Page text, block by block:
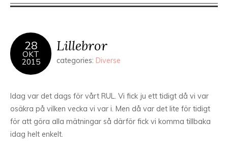
28
OKT
2015
Lillebror
categories: Diverse
Idag var det dags för vårt RUL. Vi fick ju ett tidigt då vi var
osäkra på vilken vecka vi var i. Men då var det lite för tidigt
för att göra alla mätningar så därför fick vi komma tillbaka
idag helt enkelt.